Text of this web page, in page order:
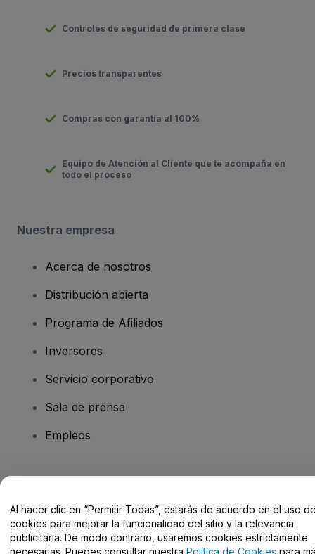
Controles de seguridad de primera clase
Precios transparentes
Compras con garantía al 100%
Equipo de Atención al Cliente que te acompaña en
todo el proceso
Nuestra empresa
Acerca de nosotros
Distribución abierta
Programa de Afiliados
Inversores
Servicio corporativo
Sala de prensa
Empleos
Centro de Ayuda / Contacto
Al hacer clic en “Permitir Todas”, estarás de acuerdo en el uso
cookies para mejorar la funcionalidad del sitio y la relevancia
publicitaria. De modo contrario, usaremos cookies estrictamente
necesarias. Puedes consultar nuestra Política de Cookies para